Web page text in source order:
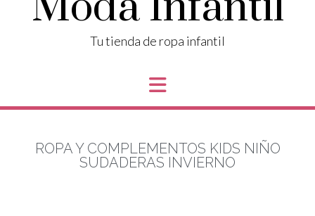
Tu tienda de ropa infantil
ROPA Y COMPLEMENTOS KIDS NIÑO
SUDADERAS INVIERNO